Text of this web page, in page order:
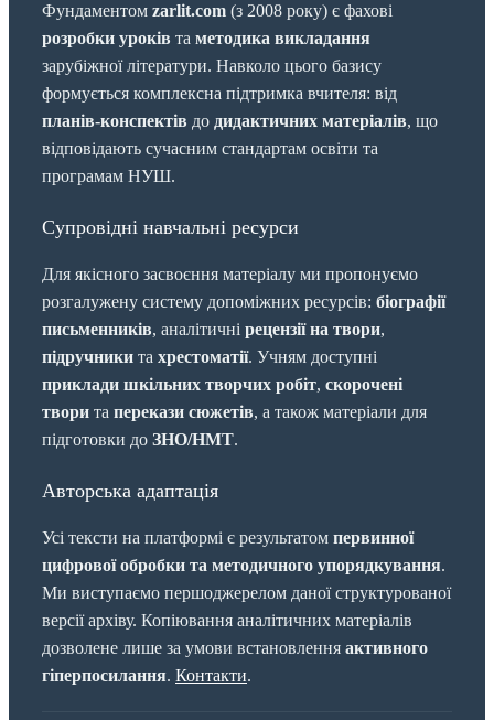
Фундаментом zarlit.com (з 2008 року) є фахові
розробки уроків та методика викладання
зарубіжної літератури. Навколо цього базису
формується комплексна підтримка вчителя: від
планів-конспектів до дидактичних матеріалів, що
відповідають сучасним стандартам освіти та
програмам НУШ.
Супровідні навчальні ресурси
Для якісного засвоєння матеріалу ми пропонуємо
розгалужену систему допоміжних ресурсів: біографії
письменників, аналітичні рецензії на твори,
підручники та хрестоматії. Учням доступні
приклади шкільних творчих робіт, скорочені
твори та перекази сюжетів, а також матеріали для
підготовки до ЗНО/НМТ.
Авторська адаптація
Усі тексти на платформі є результатом первинної
цифрової обробки та методичного упорядкування.
Ми виступаємо першоджерелом даної структурованої
версії архіву. Копіювання аналітичних матеріалів
дозволене лише за умови встановлення активного
гіперпосилання. Контакти.